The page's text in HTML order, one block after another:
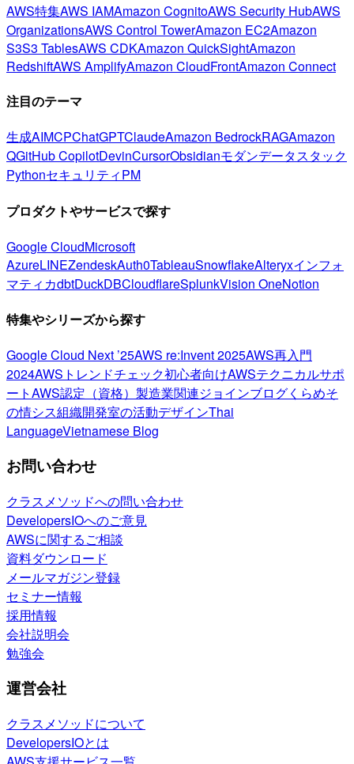
AWS特集AWS IAMAmazon CognitoAWS Security HubAWS
OrganizationsAWS Control TowerAmazon EC2Amazon
S3S3 TablesAWS CDKAmazon QuickSightAmazon
RedshiftAWS AmplifyAmazon CloudFrontAmazon Connect
注目のテーマ
生成AIMCPChatGPTClaudeAmazon BedrockRAGAmazon
QGitHub CopilotDevinCursorObsidianモダンデータスタック
PythonセキュリティPM
プロダクトやサービスで探す
Google CloudMicrosoft
AzureLINEZendeskAuth0TableauSnowflakeAlteryxインフォ
マティカdbtDuckDBCloudflareSplunkVision OneNotion
特集やシリーズから探す
Google Cloud Next ’25AWS re:Invent 2025AWS再入門
2024AWSトレンドチェック初心者向けAWSテクニカルサポ
ートAWS認定（資格） 製造業関連ジョインブログくらめそ
の情シス組織開発室の活動デザインThai
LanguageVietnamese Blog
お問い合わせ
クラスメソッドへの問い合わせ
DevelopersIOへのご意見
AWSに関するご相談
資料ダウンロード
メールマガジン登録
セミナー情報
採用情報
会社説明会
勉強会
運営会社
クラスメソッドについて
DevelopersIOとは